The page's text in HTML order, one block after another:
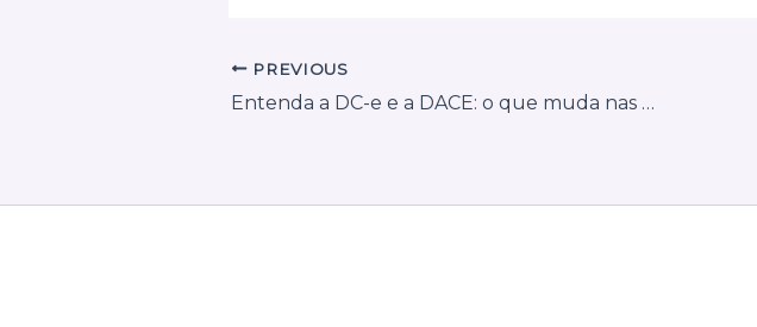
PREVIOUS
Entenda a DC-e e a DACE: o que muda nas obrigações acessórias do ICMS